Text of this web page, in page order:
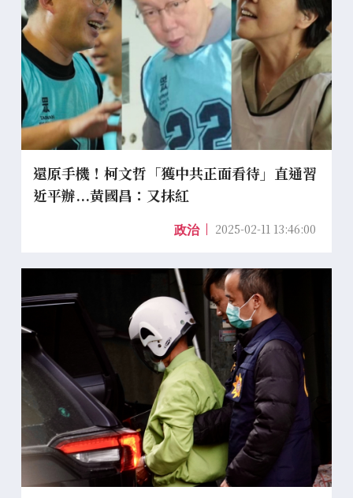
還原手機！柯文哲「獲中共正面看待」直通習
近平辦...黃國昌：又抹紅
政治 2025-02-11 13:46:00